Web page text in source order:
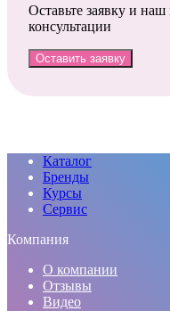
Оставьте заявку и
консультации
Оставить заявку
Каталог
Бренды
Курсы
Сервис
Компания
О компании
Отзывы
Видео